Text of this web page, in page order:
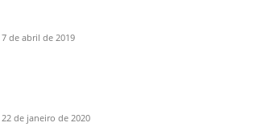
7 de abril de 2019
22 de janeiro de 2020